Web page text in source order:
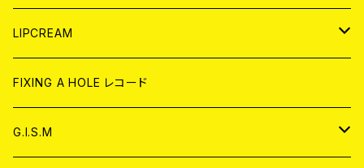
CD
ANALOG
WORLD
CD
ANALOG
JAPAN
CD
ANALOG
WORLD
CD
LIPCREAM
CD
アナログ
FIXING A HOLE レコード
G.I.S.M